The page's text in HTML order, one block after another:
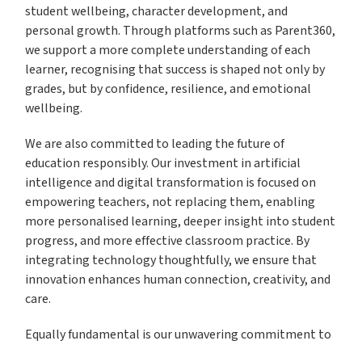
student wellbeing, character development, and
personal growth. Through platforms such as Parent360,
we support a more complete understanding of each
learner, recognising that success is shaped not only by
grades, but by confidence, resilience, and emotional
wellbeing.
We are also committed to leading the future of
education responsibly. Our investment in artificial
intelligence and digital transformation is focused on
empowering teachers, not replacing them, enabling
more personalised learning, deeper insight into student
progress, and more effective classroom practice. By
integrating technology thoughtfully, we ensure that
innovation enhances human connection, creativity, and
care.
Equally fundamental is our unwavering commitment to